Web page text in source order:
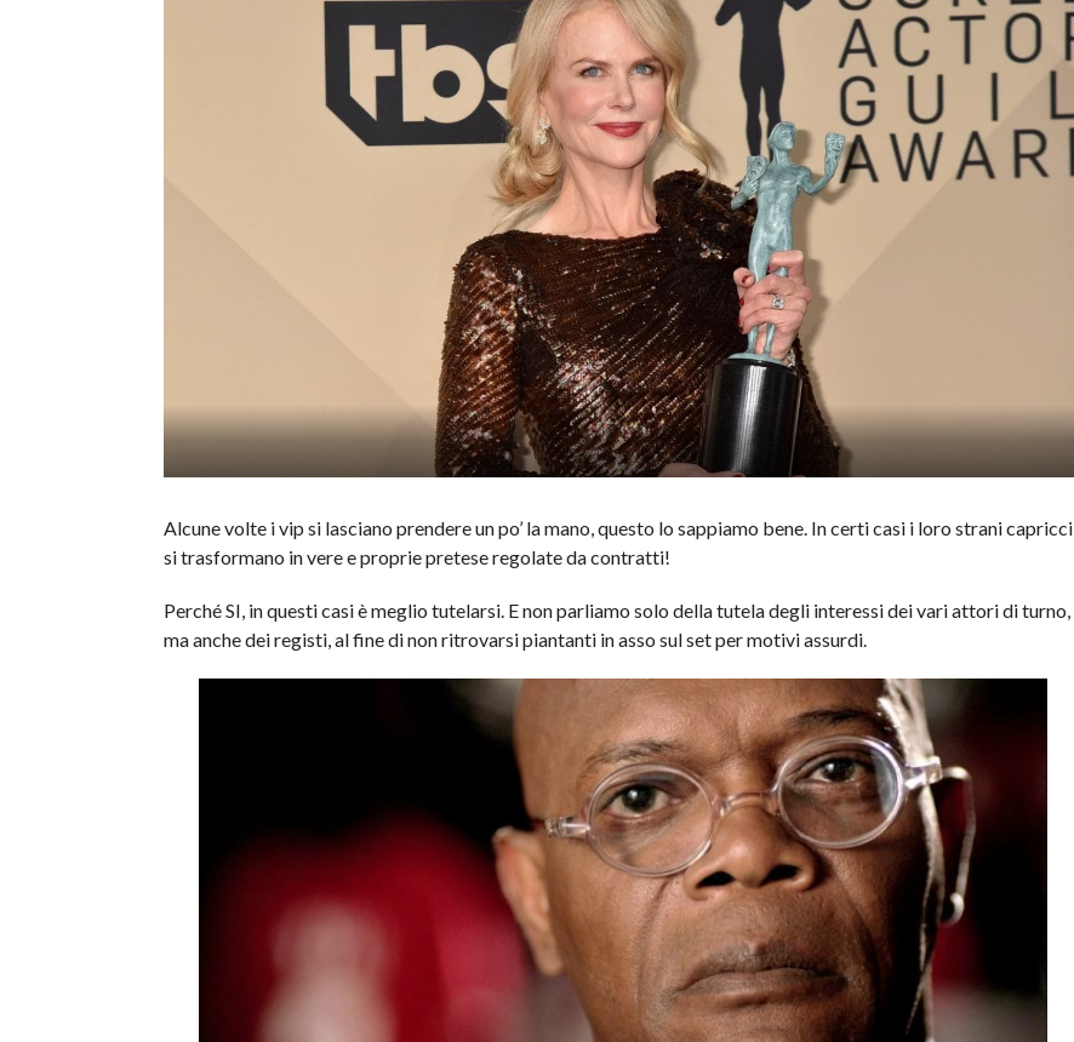
Alcune volte i vip si lasciano prendere un po’ la mano, questo lo sappiamo bene. In certi casi i loro strani capricci
si trasformano in vere e proprie pretese regolate da contratti!
Perché SI, in questi casi è meglio tutelarsi. E non parliamo solo della tutela degli interessi dei vari attori di turno,
ma anche dei registi, al fine di non ritrovarsi piantanti in asso sul set per motivi assurdi.